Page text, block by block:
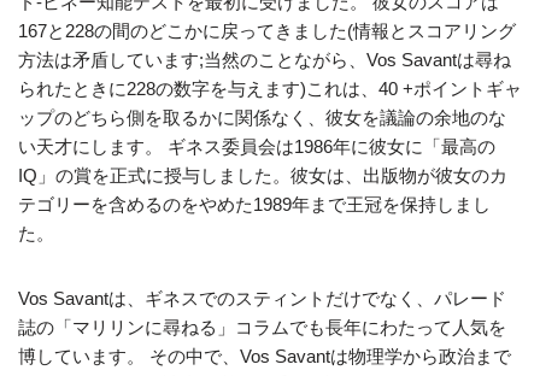
167と228の間のどこかに戻ってきました(情報とスコアリング
方法は矛盾しています;当然のことながら、Vos Savantは尋ね
られたときに228の数字を与えます)これは、40 +ポイントギャ
ップのどちら側を取るかに関係なく、彼女を議論の余地のな
い天才にします。 ギネス委員会は1986年に彼女に「最高の
IQ」の賞を正式に授与しました。彼女は、出版物が彼女のカ
テゴリーを含めるのをやめた1989年まで王冠を保持しまし
た。
Vos Savantは、ギネスでのスティントだけでなく、パレード
誌の「マリリンに尋ねる」コラムでも長年にわたって人気を
博しています。 その中で、Vos Savantは物理学から政治まで